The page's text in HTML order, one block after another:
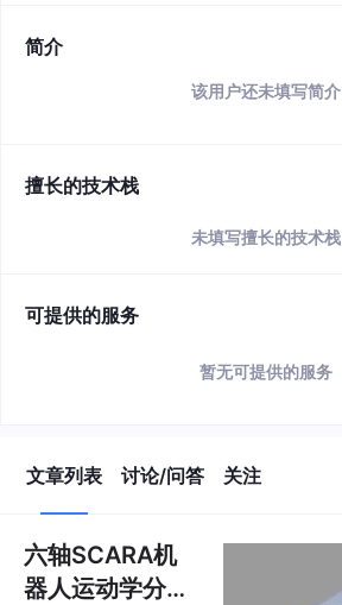
简介
该用户还未填写简介
擅长的技术栈
未填写擅长的技术栈
可提供的服务
暂无可提供的服务
文章列表 讨论/问答 关注
六轴SCARA机
器人运动学分